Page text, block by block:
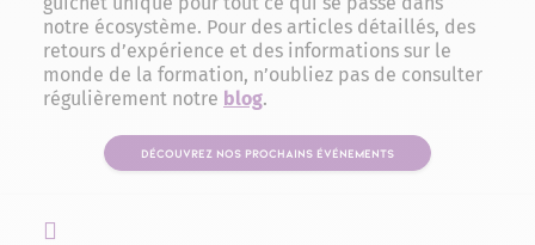
notre écosystème. Pour des articles détaillés, des
retours d’expérience et des informations sur le
monde de la formation, n’oubliez pas de consulter
régulièrement notre blog.
DÉCOUVREZ NOS PROCHAINS ÉVÉNEMENTS